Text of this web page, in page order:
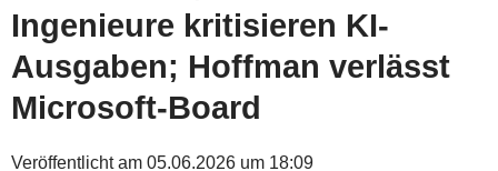
Ingenieure kritisieren KI-
Ausgaben; Hoffman verlässt
Microsoft-Board
Veröffentlicht am 05.06.2026 um 18:09